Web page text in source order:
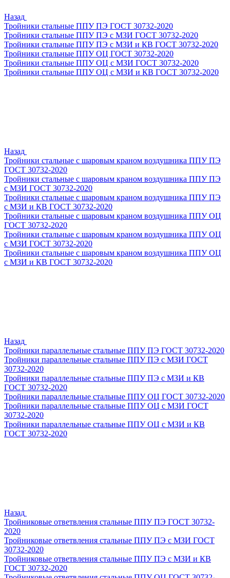
Назад
Тройники стальные ППУ ПЭ ГОСТ 30732-2020
Тройники стальные ППУ ПЭ с МЗИ ГОСТ 30732-2020
Тройники стальные ППУ ПЭ с МЗИ и КВ ГОСТ 30732-2020
Тройники стальные ППУ ОЦ ГОСТ 30732-2020
Тройники стальные ППУ ОЦ с МЗИ ГОСТ 30732-2020
Тройники стальные ППУ ОЦ с МЗИ и КВ ГОСТ 30732-2020
Назад
Тройники стальные с шаровым краном воздушника ППУ ПЭ
ГОСТ 30732-2020
Тройники стальные с шаровым краном воздушника ППУ ПЭ
с МЗИ ГОСТ 30732-2020
Тройники стальные с шаровым краном воздушника ППУ ПЭ
с МЗИ и КВ ГОСТ 30732-2020
Тройники стальные с шаровым краном воздушника ППУ ОЦ
ГОСТ 30732-2020
Тройники стальные с шаровым краном воздушника ППУ ОЦ
с МЗИ ГОСТ 30732-2020
Тройники стальные с шаровым краном воздушника ППУ ОЦ
с МЗИ и КВ ГОСТ 30732-2020
Назад
Тройники параллельные стальные ППУ ПЭ ГОСТ 30732-2020
Тройники параллельные стальные ППУ ПЭ с МЗИ ГОСТ
30732-2020
Тройники параллельные стальные ППУ ПЭ с МЗИ и КВ
ГОСТ 30732-2020
Тройники параллельные стальные ППУ ОЦ ГОСТ 30732-2020
Тройники параллельные стальные ППУ ОЦ с МЗИ ГОСТ
30732-2020
Тройники параллельные стальные ППУ ОЦ с МЗИ и КВ
ГОСТ 30732-2020
Назад
Тройниковые ответвления стальные ППУ ПЭ ГОСТ 30732-
2020
Тройниковые ответвления стальные ППУ ПЭ с МЗИ ГОСТ
30732-2020
Тройниковые ответвления стальные ППУ ПЭ с МЗИ и КВ
ГОСТ 30732-2020